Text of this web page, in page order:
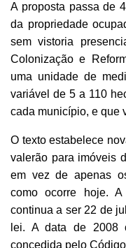
A proposta passa de
da propriedade
sem vistoria
Colonização e
uma unidade de
variável de 5 a 110
cada município, e que
O texto estabelece
valerão para imóveis
em vez de apenas
como ocorre hoje.
continua a ser 22 de
lei. A data de 2008
concedida pelo